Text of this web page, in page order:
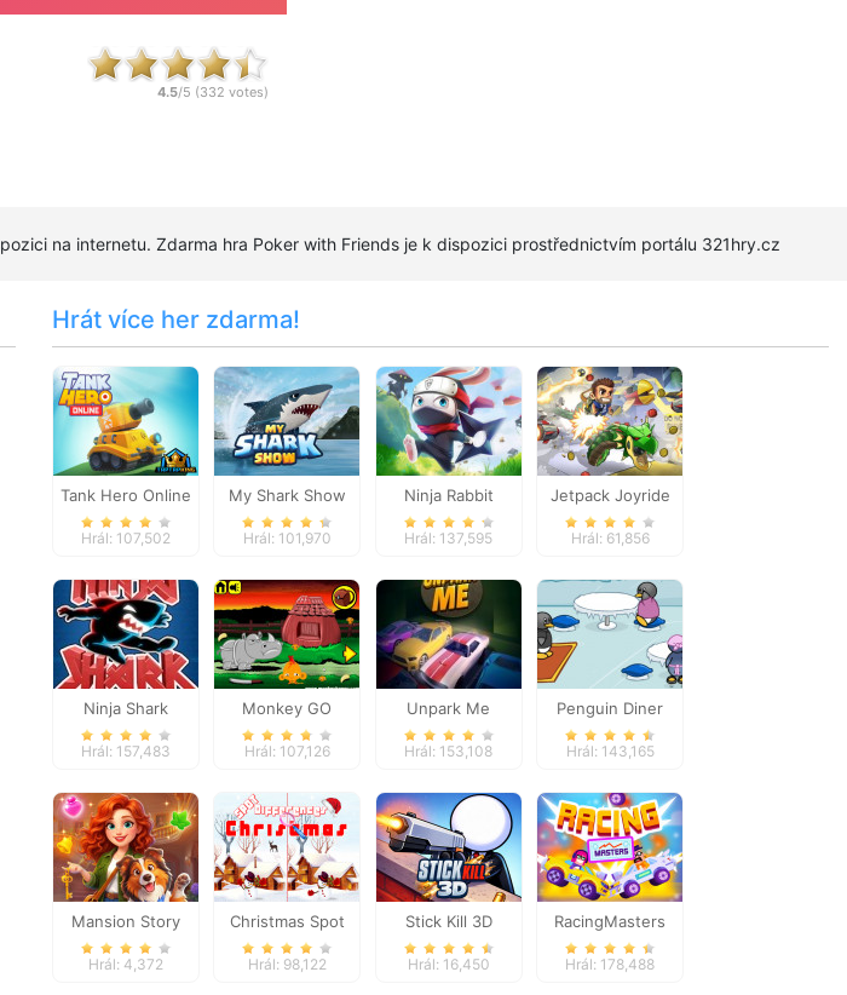
4.5/5 (332 votes)
na internetu. Zdarma hra Poker with Friends je k dispozici prostřednictvím portálu 321hry.cz
Hrát více her zdarma!
Tank Hero Online
Hrál: 107,502
My Shark Show
Hrál: 101,970
Ninja Rabbit
Hrál: 137,595
Jetpack Joyride
Hrál: 61,856
Ninja Shark
Hrál: 157,483
Monkey GO
Happy: Stage 3
Hrál: 107,126
Unpark Me
Hrál: 153,108
Penguin Diner
Hrál: 143,165
Mansion Story
Match
Hrál: 4,372
Christmas Spot
Differences
Hrál: 98,122
Stick Kill 3D
Hrál: 16,450
RacingMasters
Hrál: 178,488